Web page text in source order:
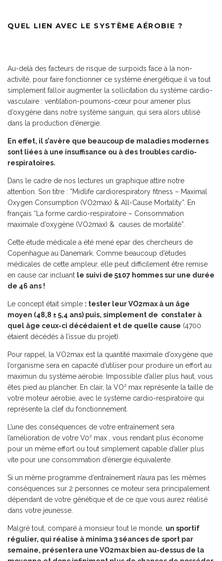
QUEL LIEN AVEC LE SYSTÈME AÉROBIE ?
Au-delà des facteurs de risque de surpoids face à la non-
activité, pour faire fonctionner ce système énergétique il va tout
simplement falloir augmenter la sollicitation du système cardio-
vasculaire : ventilation-poumons-cœur pour amener plus
d’oxygène dans notre système sanguin, qui sera alors utilisé
dans la production d’énergie.
En effet, il s’avère que beaucoup de maladies modernes
sont liées à une insuffisance ou à des troubles cardio-
respiratoires.
Dans le cadre de nos lectures un graphique attire notre
attention. Son titre : ”Midlife cardiorespiratory fitness – Maximal
Oxygen Consumption (VO2max) & All-Cause Mortality”. En
français “La forme cardio-respiratoire – Consommation
maximale d’oxygène (VO2max) & causes de mortalité”.
Cette étude médicale a été mené epar des chercheurs de
Copenhague au Danemark. Comme beaucoup d’études
médicales de cette ampleur, elle peut difficilement être remise
en cause car incluant le suivi de 5107 hommes sur une durée
de 46 ans !
Le concept était simple : tester leur VO2max à un âge
moyen (48,8 ± 5,4 ans) puis, simplement de constater à
quel âge ceux-ci décédaient et de quelle cause (4700
étaient décédés à l’issue du projet).
Pour rappel, la VO2max est la quantité maximale d’oxygène que
l’organisme sera en capacité d’utiliser pour produire un effort au
maximun du système aérobie. Impossible d’aller plus haut, vous
êtes pied au plancher. En clair, la VO² max représente la taille de
votre moteur aérobie, avec le système cardio-respiratoire qui
représente la clef du fonctionnement.
L’une des conséquences de votre entraînement sera
l’amélioration de votre V0² max , vous rendant plus économe
pour un même effort ou tout simplement capable d’aller plus
vite pour une consommation d’énergie équivalente.
Si un même programme d’entraînement n’aura pas les mêmes
conséquences sur 2 personnes ce moteur sera principalement
dépendant de votre génétique et de ce que vous aurez réalisé
dans votre jeunesse.
Malgré tout, comparé à monsieur tout le monde, un sportif
régulier, qui réalise à minima 3 séances de sport par
semaine, présentera une VO2max bien au-dessus de la